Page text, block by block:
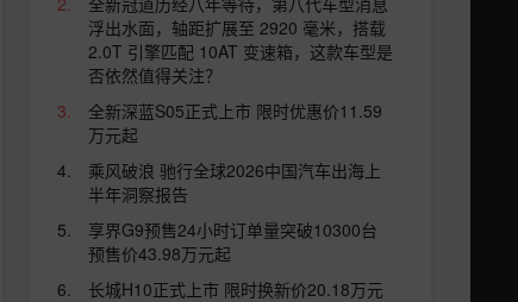
浮出水面，轴距扩展至 2920 毫米，搭载
2.0T 引擎匹配 10AT 变速箱，这款车型是
否依然值得关注？
全新深蓝S05正式上市 限时优惠价11.59
万元起
乘风破浪 驰行全球2026中国汽车出海上
半年洞察报告
享界G9预售24小时订单量突破10300台
预售价43.98万元起
长城H10正式上市 限时换新价20.18万元